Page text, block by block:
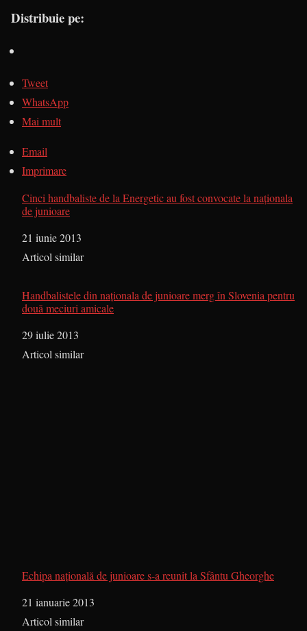
Distribuie pe:
Tweet
WhatsApp
Mai mult
Email
Imprimare
Cinci handbaliste de la Energetic au fost convocate la naţionala
de junioare
Dată
21 iunie 2013
În legătură cu
Articol similar
Handbalistele din naţionala de junioare merg în Slovenia pentru
două meciuri amicale
Dată
29 iulie 2013
În legătură cu
Articol similar
Echipa naţională de junioare s-a reunit la Sfântu Gheorghe
Dată
21 ianuarie 2013
În legătură cu
Articol similar